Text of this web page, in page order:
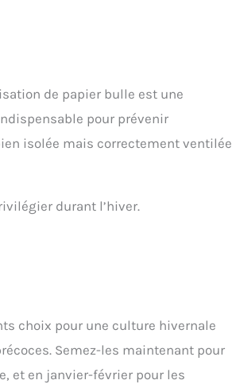
de papier bulle est une
pour prévenir
isolée mais correctement ventilée
durant l’hiver.
choix pour une culture hivernale
Semez-les maintenant pour
et en janvier-février pour les